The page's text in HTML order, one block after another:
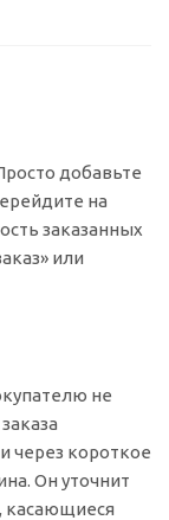
добавьте
на
заказанных
или
не
через короткое
Он уточнит
касающиеся